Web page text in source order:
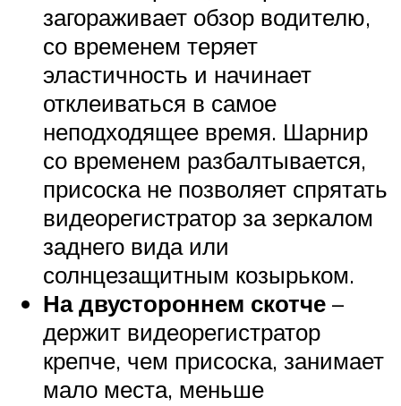
загораживает обзор водителю,
со временем теряет
эластичность и начинает
отклеиваться в самое
неподходящее время. Шарнир
со временем разбалтывается,
присоска не позволяет спрятать
видеорегистратор за зеркалом
заднего вида или
солнцезащитным козырьком.
На двустороннем скотче –
держит видеорегистратор
крепче, чем присоска, занимает
мало места, меньше